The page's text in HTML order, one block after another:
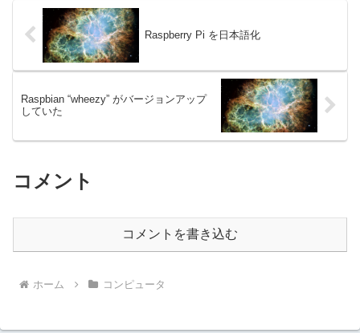
Raspberry Pi を日本語化
Raspbian “wheezy” がバージョンアップ
していた
コメント
コメントを書き込む
ホーム コンピュータ